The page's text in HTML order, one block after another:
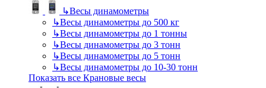
↳Весы динамометры
↳Весы динамометры до 500 кг
↳Весы динамометры до 1 тонны
↳Весы динамометры до 3 тонн
↳Весы динамометры до 5 тонн
↳Весы динамометры до 10-30 тонн
Показать все Крановые весы